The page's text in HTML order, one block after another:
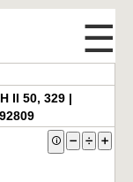
☰
II 50, 329 |